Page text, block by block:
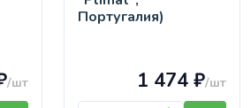
/шт
Португалия)
1 474 ₽/шт